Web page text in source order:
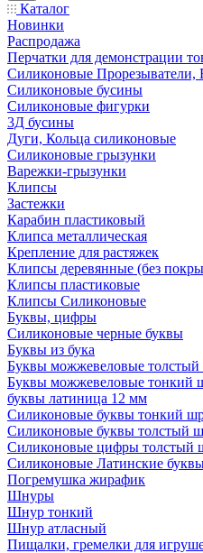
Каталог
Новинки
Распродажа
Перчатки для демонстрации
Силиконовые Прорезыватели,
Силиконовые бусины
Силиконовые фигурки
3Д бусины
Дуги, Кольца силиконовые
Силиконовые грызунки
Варежки-грызунки
Клипсы
Застежки
Карабин пластиковый
Клипса металлическая
Крепление для растяжек
Клипсы деревянные (без
Клипсы пластиковые
Клипсы Силиконовые
Буквы, цифры
Силиконовые черные буквы
Буквы из бука
Буквы можжевеловые
Буквы можжевеловые тонкий
буквы латиница 12 мм
Силиконовые буквы тонкий
Силиконовые буквы толстый
Силиконовые цифры толстый
Силиконовые Латинские
Погремушка жирафик
Шнуры
Шнур тонкий
Шнур атласный
Пищалки, гремелки для